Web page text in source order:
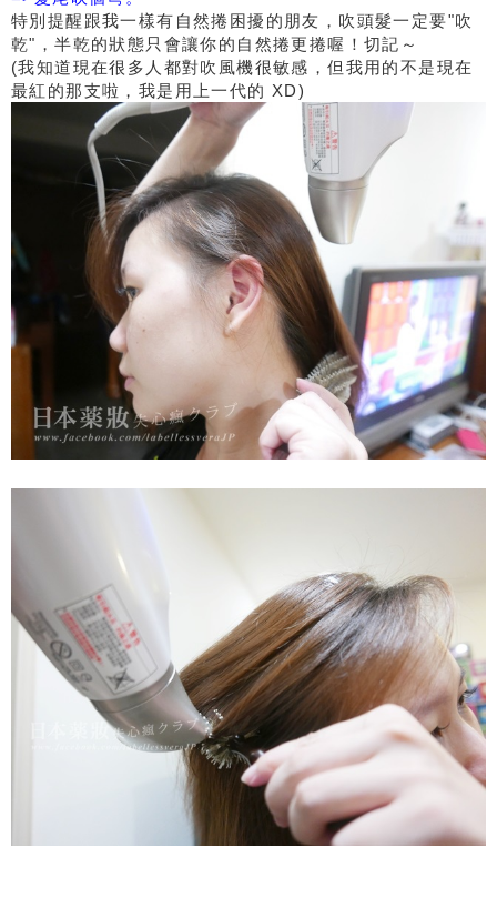
特別提醒跟我一樣有自然捲困擾的朋友，吹頭髮一定要"吹
乾"，半乾的狀態只會讓你的自然捲更捲喔！切記～
(我知道現在很多人都對吹風機很敏感，但我用的不是現在
最紅的那支啦，我是用上一代的 XD)